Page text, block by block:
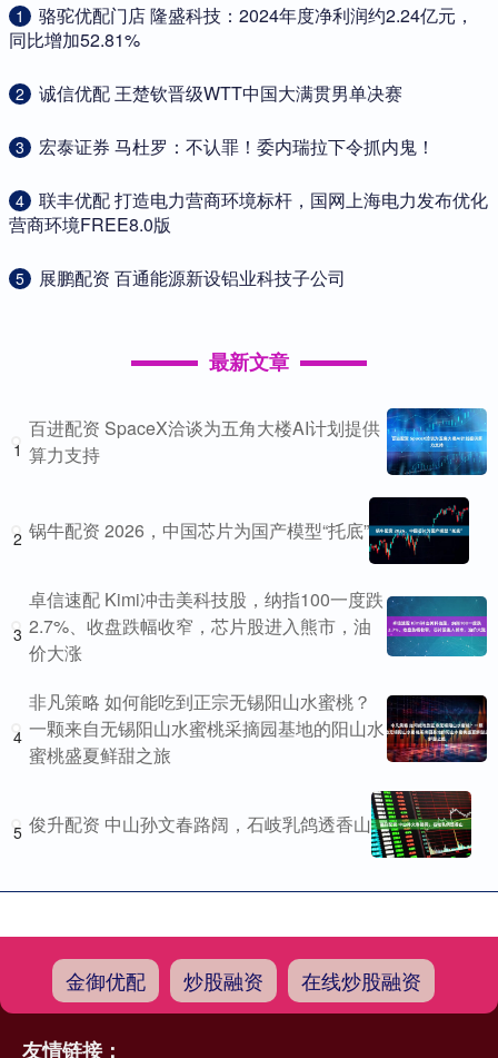
1
​骆驼优配门店 隆盛科技：2024年度净利润约2.24亿元，
同比增加52.81%
2 ​诚信优配 王楚钦晋级WTT中国大满贯男单决赛
3 ​宏泰证券 马杜罗：不认罪！委内瑞拉下令抓内鬼！
4
​联丰优配 打造电力营商环境标杆，国网上海电力发布优化
营商环境FREE8.0版
5 ​展鹏配资 百通能源新设铝业科技子公司
最新文章
1
百进配资 SpaceX洽谈为五角大楼AI计划提供
算力支持
2 锅牛配资 2026，中国芯片为国产模型“托底”
3
卓信速配 Kimi冲击美科技股，纳指100一度跌
2.7%、收盘跌幅收窄，芯片股进入熊市，油
价大涨
4
非凡策略 如何能吃到正宗无锡阳山水蜜桃？
一颗来自无锡阳山水蜜桃采摘园基地的阳山水
蜜桃盛夏鲜甜之旅
5 俊升配资 中山孙文春路阔，石岐乳鸽透香山
金御优配 炒股融资 在线炒股融资
友情链接：